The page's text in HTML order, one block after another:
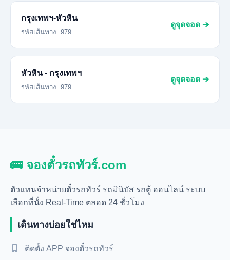
กรุงเทพฯ-หัวหิน
รหัสเส้นทาง: 979
ดูจุดจอด ➔
หัวหิน - กรุงเทพฯ
รหัสเส้นทาง: 979
ดูจุดจอด ➔
🚌 จองตั๋วรถทัวร์.com
ตัวแทนจำหน่ายตั๋วรถทัวร์ รถมินิบัส รถตู้ ออนไลน์ ระบบ
เลือกที่นั่ง Real-Time ตลอด 24 ชั่วโมง
เดินทางบ่อยใช่ไหม
ติดตั้ง APP จองตั๋วรถทัวร์